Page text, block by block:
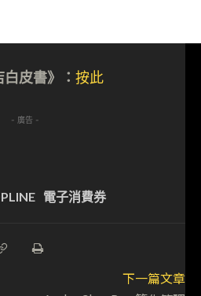
皮書》： 按此
- 廣告 -
電子消費券
下一篇文章